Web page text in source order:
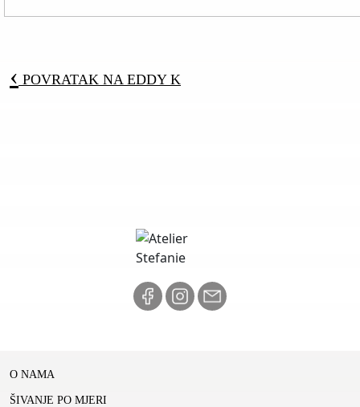
‹ POVRATAK NA EDDY K
O NAMA
ŠIVANJE PO MJERI